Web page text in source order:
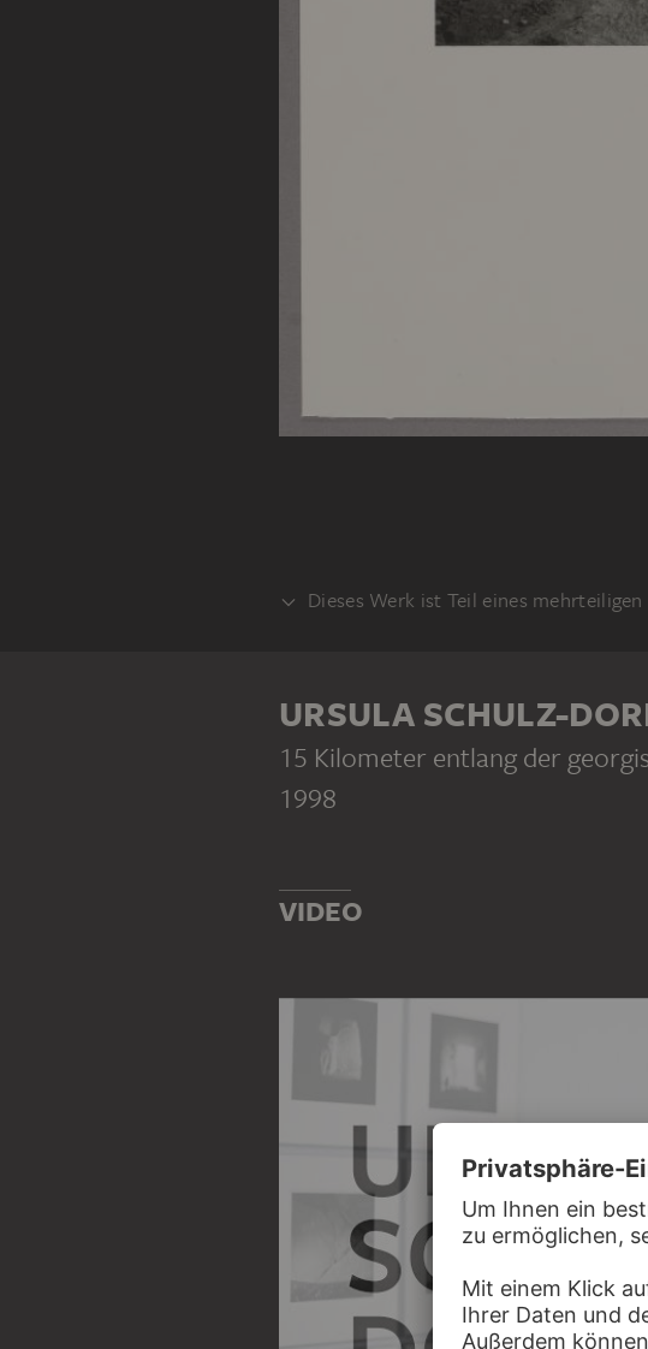
Dieses Werk ist Teil eines mehrteiligen
URSULA SCHULZ-
15 Kilometer entlang der
1998
VIDEO